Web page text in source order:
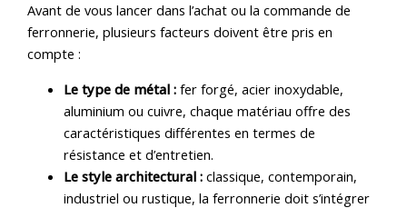
Avant de vous lancer dans l’achat ou la commande de
ferronnerie, plusieurs facteurs doivent être pris en
compte :
Le type de métal : fer forgé, acier inoxydable,
aluminium ou cuivre, chaque matériau offre des
caractéristiques différentes en termes de
résistance et d’entretien.
Le style architectural : classique, contemporain,
industriel ou rustique, la ferronnerie doit s’intégrer